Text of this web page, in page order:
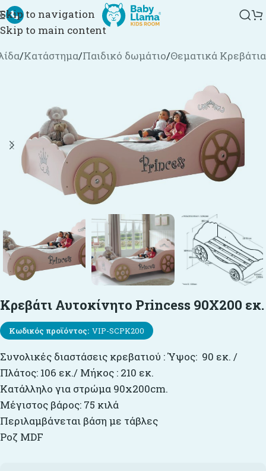
Skip to navigation
Skip to main content
/Κατάστημα/Παιδικό δωμάτιο/Θεματικά Κρεβάτια
Κρεβάτι Αυτοκίνητο Princess 90X200 εκ.
Κωδικός προϊόντος: VIP-SCPK200
Συνολικές διαστάσεις κρεβατιού : Ύψος: 90 εκ. /
Πλάτος: 106 εκ./ Μήκος : 210 εκ.
Κατάλληλο για στρώμα 90x200cm.
Μέγιστος βάρος: 75 κιλά
Περιλαμβάνεται βάση με τάβλες
Ροζ MDF